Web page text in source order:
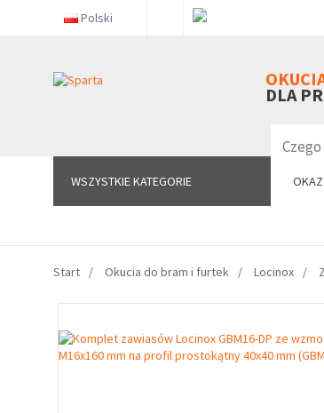
Polski
DLA
WSZYSTKIE KATEGORIE
WSZYSTKIE KATEGORIE
Start Okucia do bram i furtek Locinox